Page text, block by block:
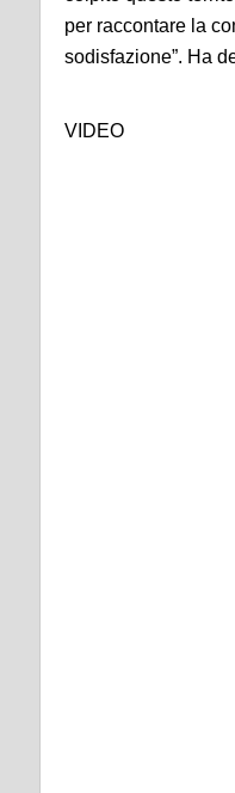
per raccontare la
sodisfazione”. Ha
VIDEO